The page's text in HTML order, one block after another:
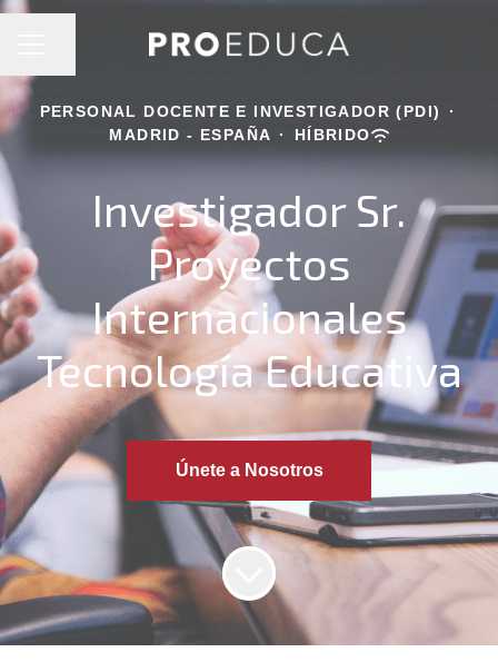
MENÚ DE EMPLEO
Compartir página
PERSONAL DOCENTE E INVESTIGADOR (PDI)
·
MADRID - ESPAÑA · HÍBRIDO
Investigador Sr.
Proyectos
Internacionales
Tecnología Educativa
Únete a Nosotros